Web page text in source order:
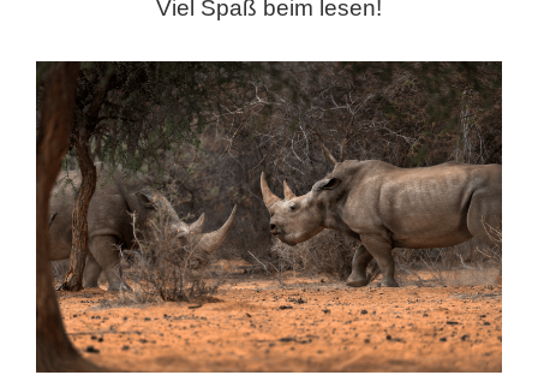
Viel Spaß beim lesen!